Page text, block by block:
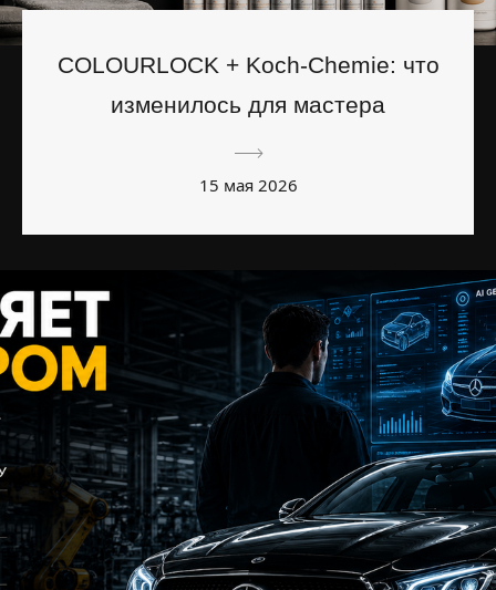
COLOURLOCK + Koch-Chemie: что
изменилось для мастера
15 мая 2026